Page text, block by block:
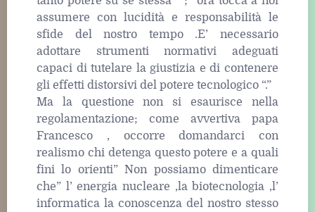
assumere con lucidità e responsabilità le
sfide del nostro tempo .E’ necessario
adottare strumenti normativi adeguati
capaci di tutelare la giustizia e di contenere
gli effetti distorsivi del potere tecnologico “.”
Ma la questione non si esaurisce nella
regolamentazione; come avvertiva papa
Francesco , occorre domandarci con
realismo chi detenga questo potere e a quali
fini lo orienti” Non possiamo dimenticare
che” l’ energia nucleare ,la biotecnologia ,l’
informatica la conoscenza del nostro stesso